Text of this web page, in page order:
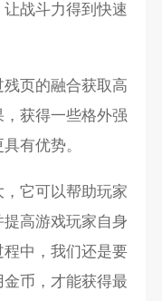
战斗力得到快速
页的融合获取高
获得一些格外强
有优势。
它可以帮助玩家
高游戏玩家自身
中，我们还是要
币，才能获得最